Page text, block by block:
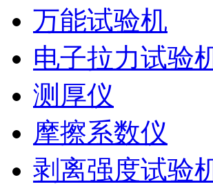
万能试验机
电子拉力试验
测厚仪
摩擦系数仪
剥离强度试验